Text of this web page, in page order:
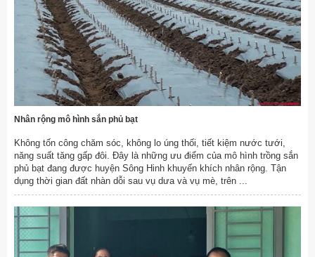
Nhân rộng mô hình sắn phủ bạt
Không tốn công chăm sóc, không lo úng thối, tiết kiệm nước tưới,
năng suất tăng gấp đôi. Đây là những ưu điểm của mô hình trồng sắn
phủ bạt đang được huyện Sông Hinh khuyến khích nhân rộng. Tận
dụng thời gian đất nhàn dỗi sau vụ dưa và vụ mè, trên ...